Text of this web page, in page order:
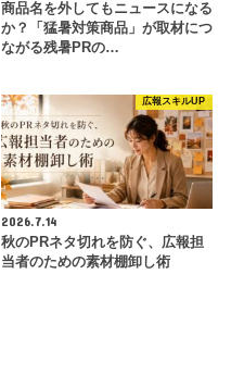
商品名を外してもニュースになる
か？「猛暑対策商品」が取材につ
ながる残暑PRの…
広報スキルUP
2026.7.14
秋のPRネタ切れを防ぐ、広報担
当者のための素材棚卸し術